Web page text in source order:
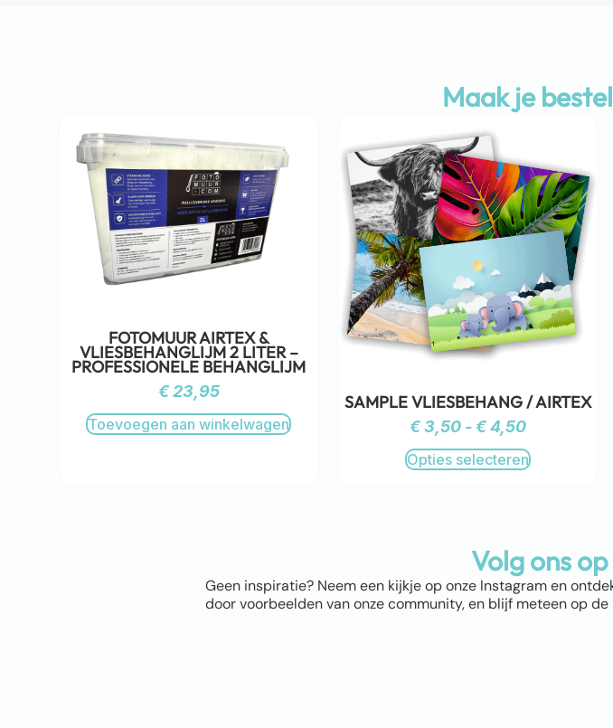
Maak je
FOTOMUUR AIRTEX &
VLIESBEHANGLIJM 2 LITER –
PROFESSIONELE BEHANGLIJM
€23,95
Toevoegen aan winkelwagen
SAMPLE VLIESBEHANG / AIRTEX
€3,50 - €4,50
Opties selecteren
Volg ons
Geen inspiratie? Neem een kijkje op onze Instagram en
door voorbeelden van onze community, en blijf meteen op